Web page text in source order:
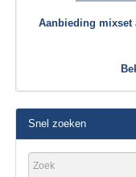
Aanbieding
Snel zoeken